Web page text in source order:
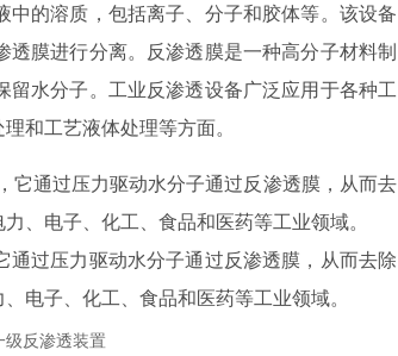
的溶质，包括离子、分子和胶体等。该设备
膜进行分离。反渗透膜是一种高分子材料制
水分子。工业反渗透设备广泛应用于各种工
和工艺液体处理等方面。
它通过压力驱动水分子通过反渗透膜，从而去
、电子、化工、食品和医药等工业领域。
过压力驱动水分子通过反渗透膜，从而去除
电子、化工、食品和医药等工业领域。
级反渗透装置